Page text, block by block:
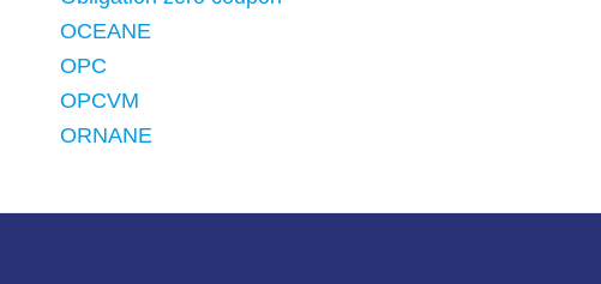
OCEANE
OPC
OPCVM
ORNANE